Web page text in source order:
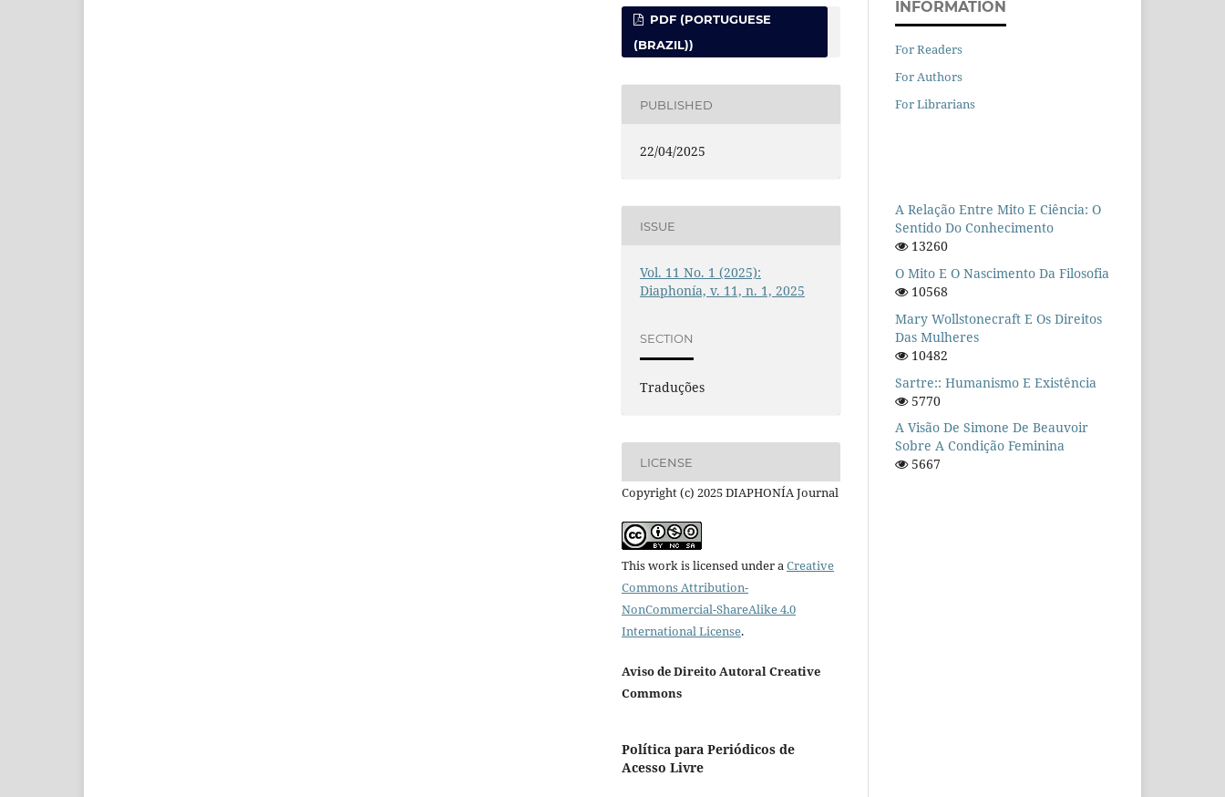
PDF (PORTUGUESE
(BRAZIL))
PUBLISHED
22/04/2025
ISSUE
Vol. 11 No. 1 (2025):
Diaphonía, v. 11, n. 1, 2025
SECTION
Traduções
LICENSE
Copyright (c) 2025 DIAPHONÍA Journal
This work is licensed under aCreative
Commons Attribution-
NonCommercial-ShareAlike 4.0
International License.
Aviso de Direito Autoral Creative
Commons
Política para Periódicos de
Acesso Livre
INFORMATION
For Readers
For Authors
For Librarians
A Relação Entre Mito E Ciência: O
Sentido Do Conhecimento
13260
O Mito E O Nascimento Da Filosofia
10568
Mary Wollstonecraft E Os Direitos
Das Mulheres
10482
Sartre:: Humanismo E Existência
5770
A Visão De Simone De Beauvoir
Sobre A Condição Feminina
5667